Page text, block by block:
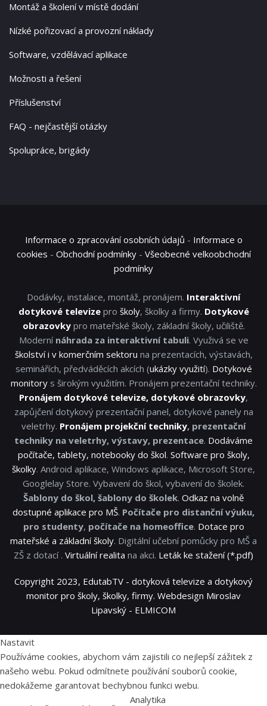
Montáž a školení v místě dodání
Nízké pořizovací a provozní náklady
Software, vzdělávací aplikace
Možnosti a řešení
Příslušenství
FAQ - nejčastější otázky
Spolupráce, brigády
Informace o zpracování osobních údajů - Informace o
cookies - Obchodní podmínky- Všeobecné velkoobchodní
podmínky
Dodávky, instalace, montáž, pronájem. Interaktivní
dotykové televizepro školy, školky a firmy. Dotykové
obrazovkypro mateřské školy, základní školy, učiliště.
Moderní náhrada za interaktivní tabuli. Využivá se ve
školství i v komerčním sektoru na prezentacích, výstavách,
seminářích, předváděcích akcích (ukázky využití). Dotykové
monitorys širokým využitím. Pronájem prezentační techniky.
Pronájem dotykové televize, dotykové obrazovky,
zapůjčení dotykový prezentační panel, dotykové panely na
veletrhy. Pronájem projekční techniky, prezentační
techniky na veletrhy, výstavy, prezentace. Dodáváme
počítače, tablety, notebooky do škol. Software pro školy,
školky. Android aplikace, Windows aplikace, Microsoft Store,
Googlelay Store. Vybavení do škol, vybavení do školek.
Šablony do škol, šablony do školek. Odkaz na volně
dostupné aplikace pro MŠ. Počítače pro distanční výuku,
pro studenty, počítače na homeoffice. Dotace pro
mateřské a základní školy. Digitální učební pomůcky pro MŠ a
ZŠ z dotací . Virtuální realita na akci. Leták ke stažení (*.pdf)
Copyright 2023, EdutabTV - dotyková televize a dotykový
monitor pro školy, školky, firmy. Webdesign Miroslav
Lipavský - ELMICOM
Nastavit
Používáme cookies, abychom vám zajistili co nejlepší zážitek z
našeho webu. Pokud odmítnete používání souborů cookie,
nedokážeme garantovat bechybnou funkci webu.
Analytika